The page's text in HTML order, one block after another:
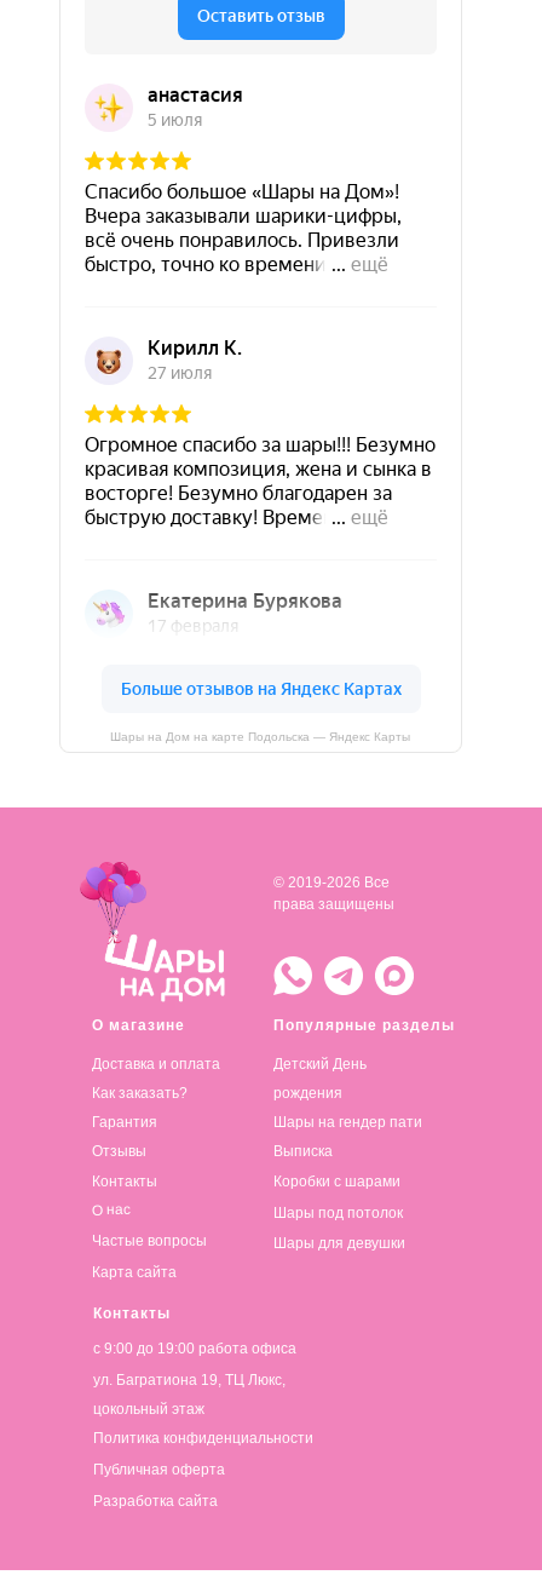
Шары на Дом на карте Подольска — Яндекс Карты
О магазине
Доставка и оплата
Популярные разделы
Детский День
рождения
Контакты
© 2019-2026 Все
права защищены
Как заказать?
Гарантия
Отзывы
Контакты
О нас
Частые вопросы
Карта сайта
Шары на гендер пати
Выписка
Коробки с шарами
Шары под потолок
Шары для девушки
с 9:00 до 19:00 работа офиса
ул. Багратиона 19, ТЦ Люкс,
цокольный этаж
Политика конфиденциальности
Публичная оферта
Разработка сайта